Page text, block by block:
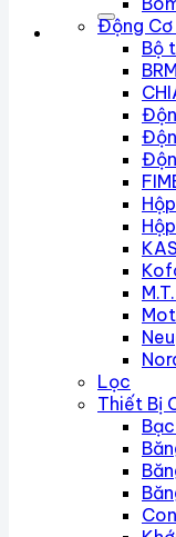
Động
Bộ
Lọc
Thiết Bị